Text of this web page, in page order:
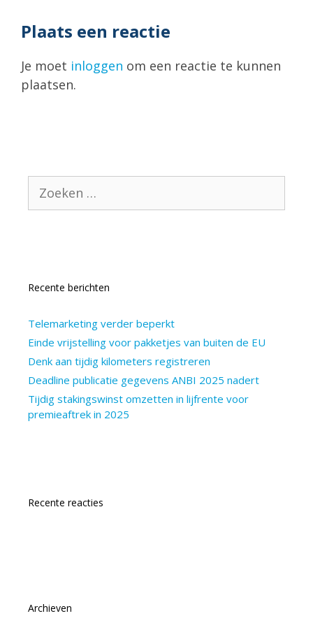
Plaats een reactie
Je moet inloggen om een reactie te kunnen
plaatsen.
naar:
Recente berichten
Telemarketing verder beperkt
Einde vrijstelling voor pakketjes van buiten de EU
Denk aan tijdig kilometers registreren
Deadline publicatie gegevens ANBI 2025 nadert
Tijdig stakingswinst omzetten in lijfrente voor
premieaftrek in 2025
Recente reacties
Archieven